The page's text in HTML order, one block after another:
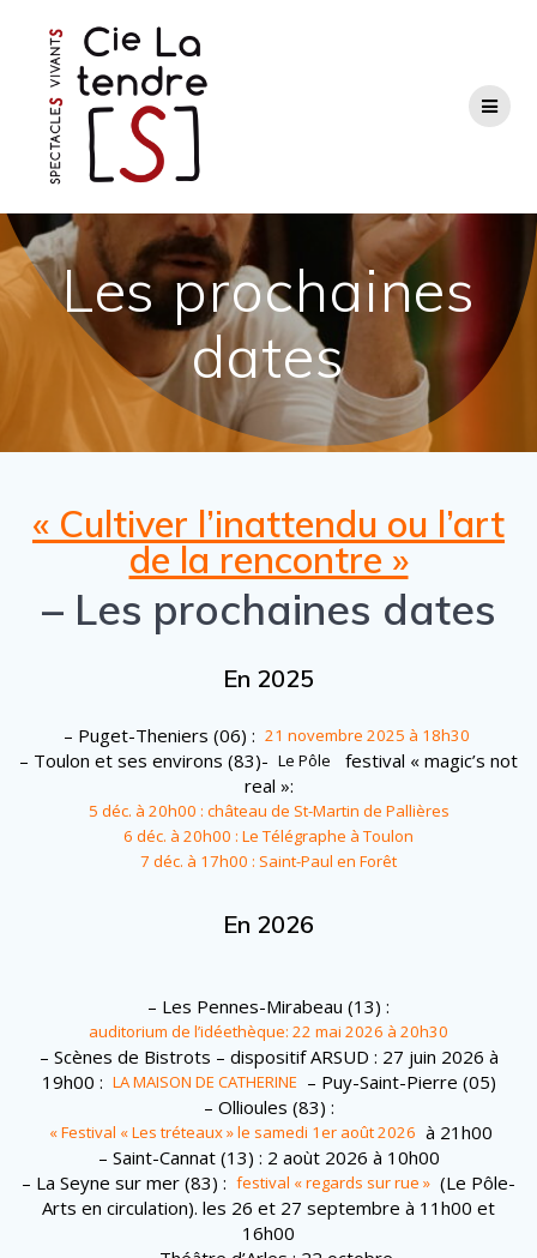
Les prochaines
dates
« Cultiver l’inattendu ou l’art
de la rencontre »
– Les prochaines dates
En 2025
– Puget-Theniers (06) : 21 novembre 2025 à 18h30
– Toulon et ses environs (83)- Le Pôle
festival « magic’s not
real »:
5 déc. à 20h00 : château de St-Martin de Pallières
6 déc. à 20h00 : Le Télégraphe à Toulon
7 déc. à 17h00 : Saint-Paul en Forêt
En 2026
– Les Pennes-Mirabeau (13) :
auditorium de l’idéethèque: 22 mai 2026 à 20h30
– Scènes de Bistrots – dispositif ARSUD : 27 juin 2026 à
19h00 : LA MAISON DE CATHERINE – Puy-Saint-Pierre (05)
– Ollioules (83) :
« Festival « Les tréteaux » le samedi 1er août 2026 à 21h00
– Saint-Cannat (13) : 2 aoùt 2026 à 10h00
– La Seyne sur mer (83) : festival « regards sur rue » (Le Pôle-
Arts en circulation). les 26 et 27 septembre à 11h00 et
16h00